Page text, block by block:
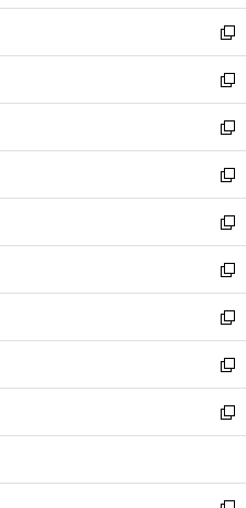
ウ
ィ
ン
ド
ウ
で
開
く
し
い
ウ
ィ
ン
ド
ウ
で
開
く
新
し
い
ウ
ィ
ン
ド
ウ
で
開
く
新
し
い
ウ
ィ
ン
ド
ウ
で
開
く
新
し
い
ウ
ィ
ン
ド
ウ
で
開
く
新
し
い
ウ
ィ
ン
ド
ウ
で
開
く
新
し
い
ウ
ィ
ン
ド
ウ
で
開
新
し
い
ウ
ィ
ン
ド
ウ
開
新
し
い
ウ
ィ
ン
ウ
新
し
い
ウ
ン
新
し
ウ